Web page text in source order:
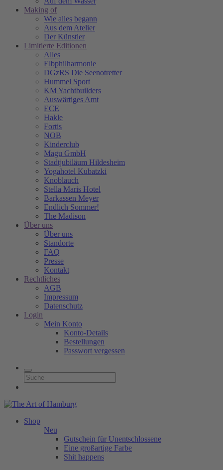
Making of
Wie alles begann
Aus dem Atelier
Der Künstler
Limitierte Editionen
Alles
Elbphilharmonie
DGzRS Die Seenotretter
Hummel Sport
KM Yachtbuilders
Auswärtiges Amt
ECE
Hakle
Fortis
NOB
Kinderclub
Magu GmbH
Stadtjubiläum Hildesheim
Yogahotel Kubatzki
Knoblauch
Stella Maris Hotel
Barkassen Meyer
Endlich Sommer!
The Madison
Über uns
Über uns
Standorte
FAQ
Presse
Kontakt
Rechtliches
AGB
Impressum
Datenschutz
Login
Mein Konto
Konto-Details
Bestellungen
Passwort vergessen
Shop
Neu
Gutschein für Unentschlossene
Eine großartige Farbe
Shit happens